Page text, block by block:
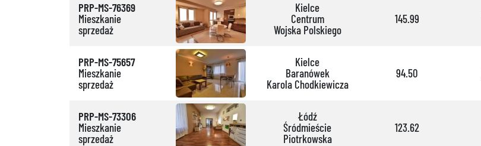
PRP-MS-76369
Mieszkanie
sprzedaż
Kielce
Centrum
Wojska Polskiego
145.99
PRP-MS-75657
Mieszkanie
sprzedaż
Kielce
Baranówek
Karola Chodkiewicza
94.50
PRP-MS-73306
Mieszkanie
sprzedaż
Łódź
Śródmieście
Piotrkowska
123.62